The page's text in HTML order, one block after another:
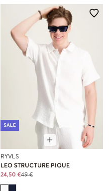
SALE
RYVLS
LEO STRUCTURE PIQUE
24,50 €49 €